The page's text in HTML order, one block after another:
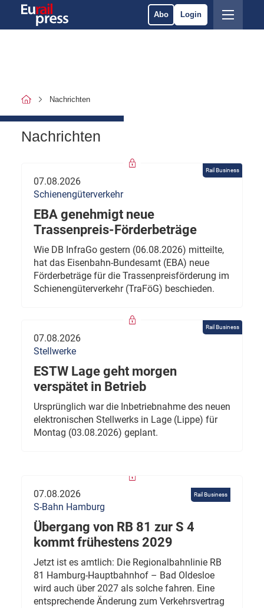
Abo Login
Nachrichten
Nachrichten
Rail Business
07.08.2026
Schienengüterverkehr
EBA genehmigt neue
Trassenpreis-Förderbeträge
Wie DB InfraGo gestern (06.08.2026) mitteilte,
hat das Eisenbahn-Bundesamt (EBA) neue
Förderbeträge für die Trassenpreisförderung im
Schienengüterverkehr (TraFöG) beschieden.
Rail Business
07.08.2026
Stellwerke
ESTW Lage geht morgen
verspätet in Betrieb
Ursprünglich war die Inbetriebnahme des neuen
elektronischen Stellwerks in Lage (Lippe) für
Montag (03.08.2026) geplant.
Rail Business
07.08.2026
S-Bahn Hamburg
Übergang von RB 81 zur S 4
kommt frühestens 2029
Jetzt ist es amtlich: Die Regionalbahnlinie RB
81 Hamburg-Hauptbahnhof – Bad Oldesloe
wird auch über 2027 als solche fahren. Eine
entsprechende Änderung zum Verkehrsvertrag